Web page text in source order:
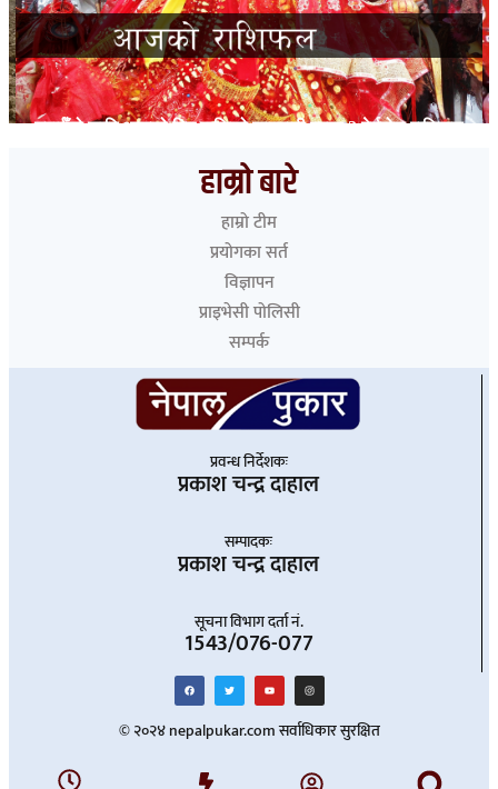
तपाईँको लागि आजको दिन कत्तिको फलदायी रहला ? हेर्नुहोस् राशिफल
हाम्रो बारे
हाम्रो टीम
प्रयोगका सर्त
विज्ञापन
प्राइभेसी पोलिसी
सम्पर्क
प्रवन्ध निर्देशकः
प्रकाश चन्द्र दाहाल
सम्पादकः
प्रकाश चन्द्र दाहाल
सूचना विभाग दर्ता नं.
1543/076-077
© २०२४ nepalpukar.com सर्वाधिकार सुरक्षित